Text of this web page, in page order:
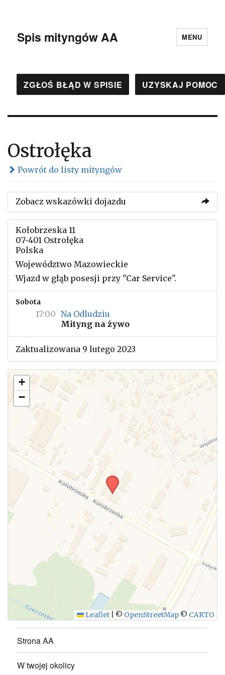
Spis mityngów AA MENU
ZGŁOŚ BŁĄD W SPISIE UZYSKAJ POMOC
Ostrołęka
Powrót do listy mityngów
Zobacz wskazówki dojazdu
Kołobrzeska 11
07-401 Ostrołęka
Polska
Województwo Mazowieckie
Wjazd w głąb posesji przy "Car Service".
Sobota
17:00 Na Odludziu
Mityng na żywo
Zaktualizowana 9 lutego 2023
+
−
Leaflet © OpenStreetMap © CARTO
Strona AA
W twojej okolicy